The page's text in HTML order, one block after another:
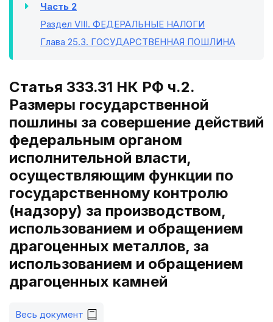
Часть 2
Раздел VIII. ФЕДЕРАЛЬНЫЕ НАЛОГИ
Глава 25.3. ГОСУДАРСТВЕННАЯ ПОШЛИНА
Статья 333.31 НК РФ ч.2.
Размеры государственной
пошлины за совершение действий
федеральным органом
исполнительной власти,
осуществляющим функции по
государственному контролю
(надзору) за производством,
использованием и обращением
драгоценных металлов, за
использованием и обращением
драгоценных камней
Весь документ